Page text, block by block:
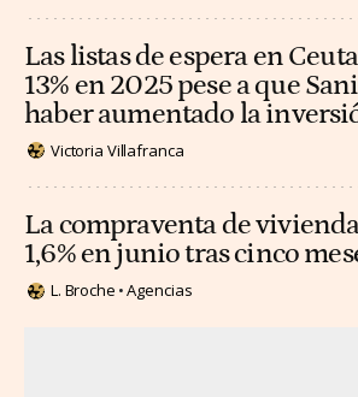
Las listas de espera en
13% en 2025 pese a que
haber aumentado la
Victoria Villafranca
La compraventa de
1,6% en junio tras cinco
L. Broche Agencias